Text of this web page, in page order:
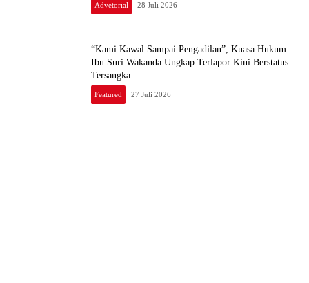
Advetorial 28 Juli 2026
“Kami Kawal Sampai Pengadilan”, Kuasa Hukum
Ibu Suri Wakanda Ungkap Terlapor Kini Berstatus
Tersangka
Featured 27 Juli 2026